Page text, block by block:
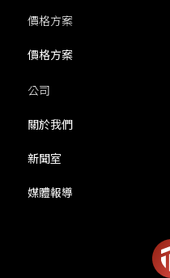
價格方案
價格方案
公司
關於我們
新聞室
媒體報導